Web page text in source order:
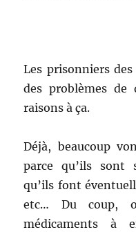
Les prisonniers
des problèmes
raisons à ça.
Déjà, beaucoup
parce qu’ils sont
qu’ils font
etc… Du coup,
médicaments à